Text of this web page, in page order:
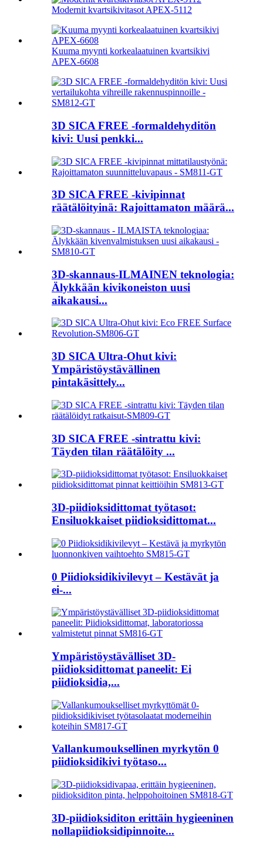
Modernit kvartsikivitasot APEX-5112
Kuuma myynti korkealaatuinen kvartsikivi
APEX-6608
3D SICA FREE -formaldehyditön
kivi: Uusi penkki...
3D SICA FREE -kivipinnat
räätälöityinä: Rajoittamaton määrä...
3D-skannaus-ILMAINEN teknologia:
Älykkään kivikoneiston uusi
aikakausi...
3D SICA Ultra-Ohut kivi:
Ympäristöystävällinen
pintakäsittely...
3D SICA FREE -sintrattu kivi:
Täyden tilan räätälöity ...
3D-piidioksidittomat työtasot:
Ensiluokkaiset piidioksidittomat...
0 Piidioksidikivilevyt – Kestävät ja
ei-...
Ympäristöystävälliset 3D-
piidioksidittomat paneelit: Ei
piidioksidia,...
Vallankumouksellinen myrkytön 0
piidioksidikivi työtaso...
3D-piidioksiditon erittäin hygieeninen
nollapiidioksidipinnoite...